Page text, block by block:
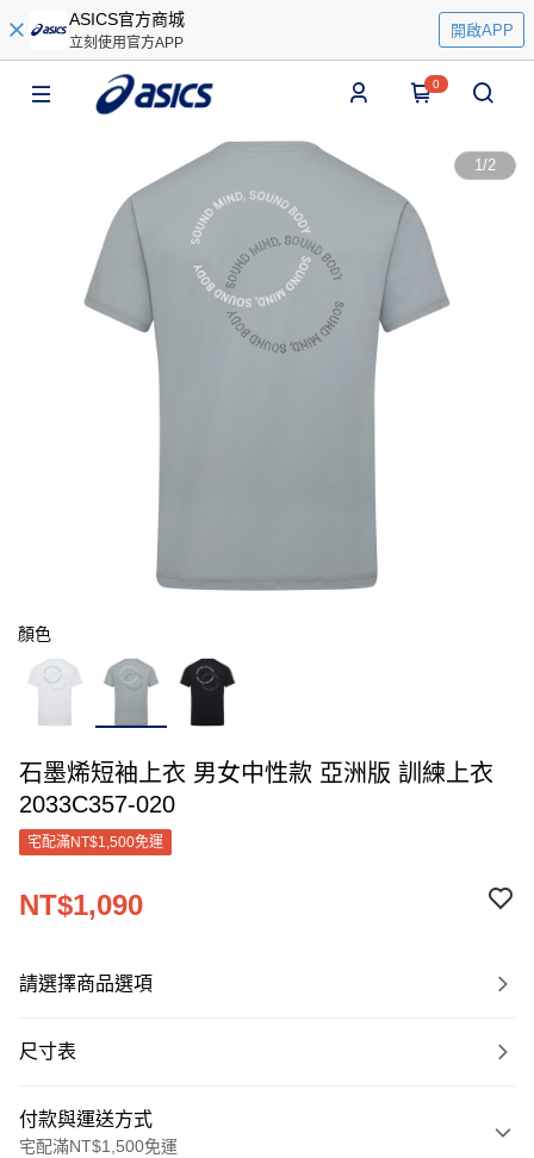
ASICS官方商城
立刻使用官方APP
開啟APP
0
1/2
顏色
石墨烯短袖上衣 男女中性款 亞洲版 訓練上衣
2033C357-020
宅配滿NT$1,500免運
NT$1,090
請選擇商品選項
尺寸表
付款與運送方式
宅配滿NT$1,500免運